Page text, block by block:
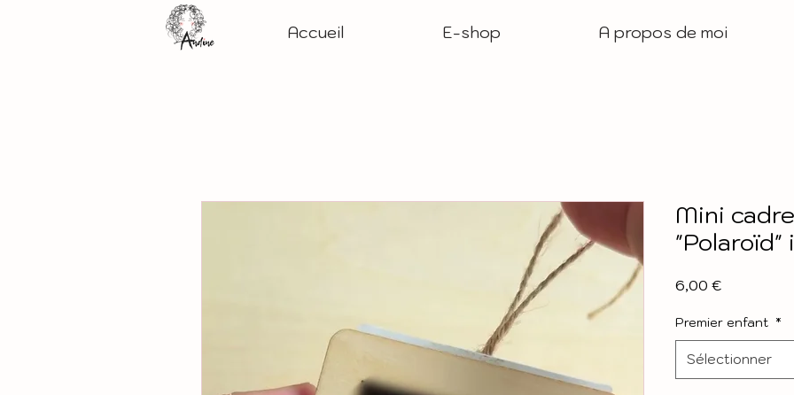
Accueil E-shop A propos de moi
Mini
"Polaroïd"
6,00 €
Premier enfant *
Sélectionner